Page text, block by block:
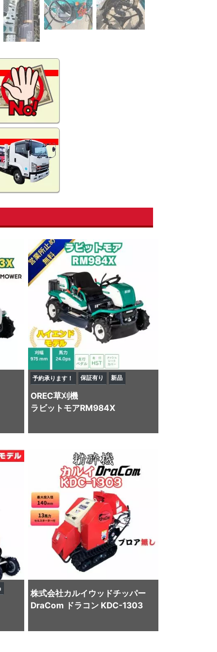
予約承ります！ 保証有り 新品
OREC草刈機
ラビットモアRM984X
株式会社カルイウッドチッパー
DraCom ドラコン KDC-1303